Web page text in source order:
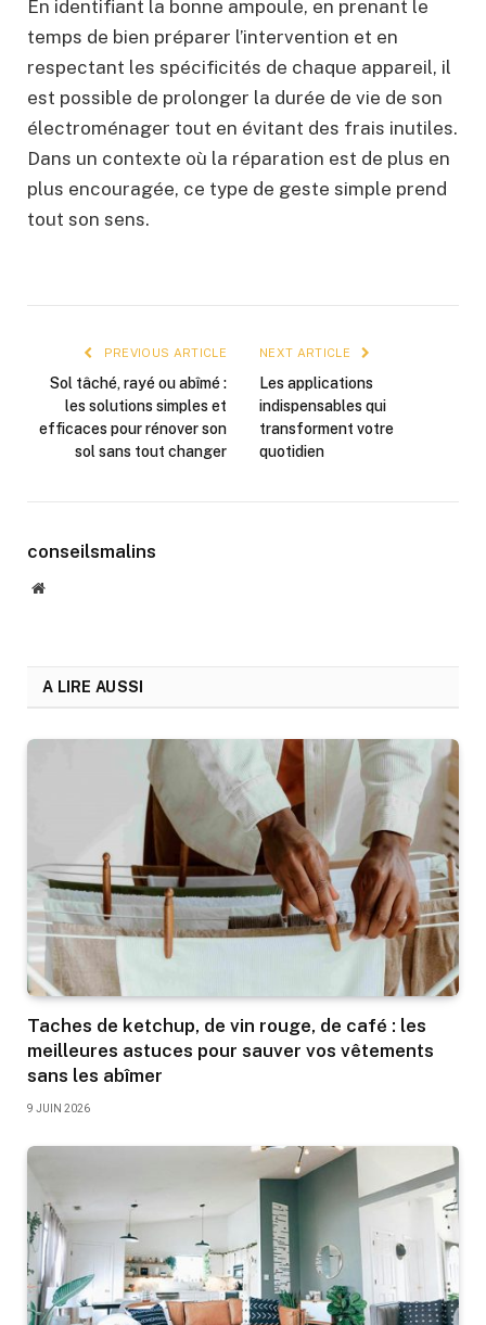
En identifiant la bonne ampoule, en prenant le
temps de bien préparer l’intervention et en
respectant les spécificités de chaque appareil, il
est possible de prolonger la durée de vie de son
électroménager tout en évitant des frais inutiles.
Dans un contexte où la réparation est de plus en
plus encouragée, ce type de geste simple prend
tout son sens.
PREVIOUS ARTICLE
Sol tâché, rayé ou abîmé :
les solutions simples et
efficaces pour rénover son
sol sans tout changer
NEXT ARTICLE
Les applications
indispensables qui
transforment votre
quotidien
conseilsmalins
Website
A LIRE AUSSI
Taches de ketchup, de vin rouge, de café : les
meilleures astuces pour sauver vos vêtements
sans les abîmer
9 JUIN 2026